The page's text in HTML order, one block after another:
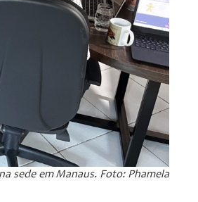
sede em Manaus. Foto: Phamela